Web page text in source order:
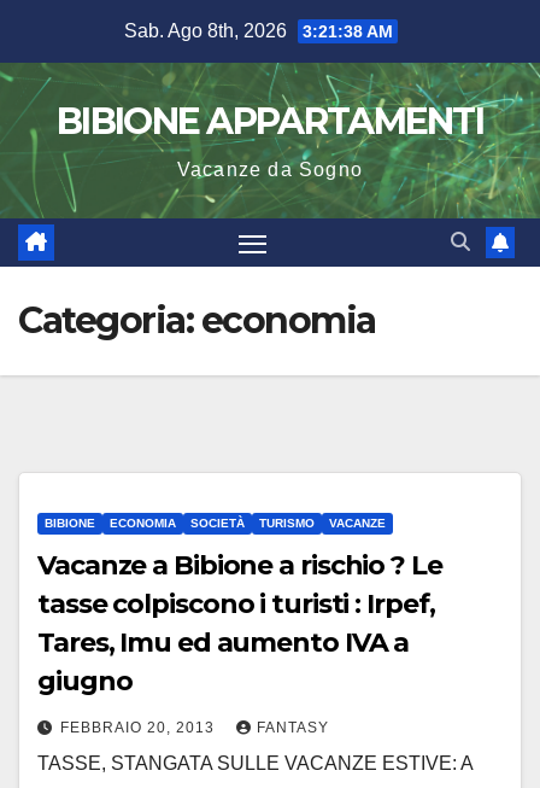
contenuto
Sab. Ago 8th, 2026 3:21:38 AM
BIBIONE APPARTAMENTI
Vacanze da Sogno
Categoria:economia
BIBIONE ECONOMIA SOCIETÀ TURISMO VACANZE
Vacanze a Bibione a rischio ? Le
tasse colpiscono i turisti : Irpef,
Tares, Imu ed aumento IVA a
giugno
FEBBRAIO 20, 2013 FANTASY
TASSE, STANGATA SULLE VACANZE ESTIVE: A